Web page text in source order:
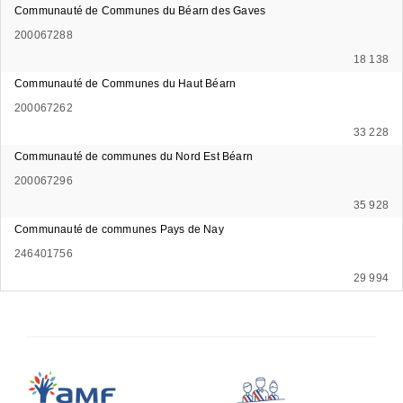
Communauté de Communes du Béarn des Gaves
200067288
18 138
Communauté de Communes du Haut Béarn
200067262
33 228
Communauté de communes du Nord Est Béarn
200067296
35 928
Communauté de communes Pays de Nay
246401756
29 994